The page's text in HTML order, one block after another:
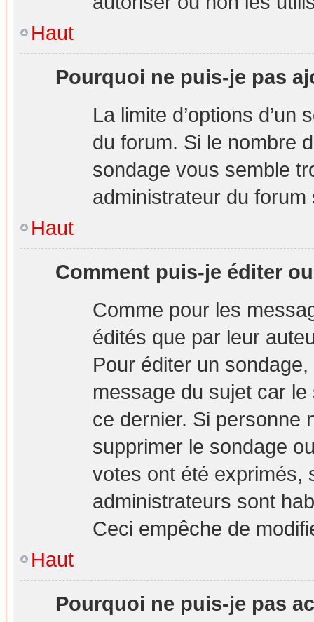
Haut
Pourquoi ne puis-je pas
La limite d’options d’un
du forum. Si le nombre
sondage vous semble
administrateur du forum
Haut
Comment puis-je éditer
Comme pour les
édités que par leur
Pour éditer un
message du sujet car
ce dernier. Si personne
supprimer le sondage
votes ont été exprimés,
administrateurs sont
Ceci empêche de
Haut
Pourquoi ne puis-je pas